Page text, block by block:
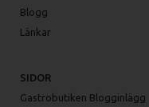
Blogg
Länkar
SIDOR
Gastrobutiken Blogginlägg